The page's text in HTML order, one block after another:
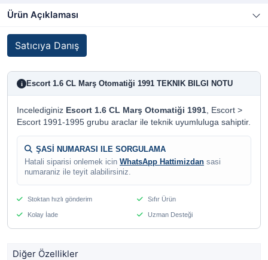
Ürün Açıklaması
Satıcıya Danış
i Escort 1.6 CL Marş Otomatiği 1991 TEKNIK BILGI NOTU
Incelediginiz Escort 1.6 CL Marş Otomatiği 1991, Escort >
Escort 1991-1995 grubu araclar ile teknik uyumluluga sahiptir.
ŞASİ NUMARASI ILE SORGULAMA
Hatali siparisi onlemek icin WhatsApp Hattimizdan sasi
numaraniz ile teyit alabilirsiniz.
Stoktan hızlı gönderim Sıfır Ürün
Kolay İade Uzman Desteği
Diğer Özellikler